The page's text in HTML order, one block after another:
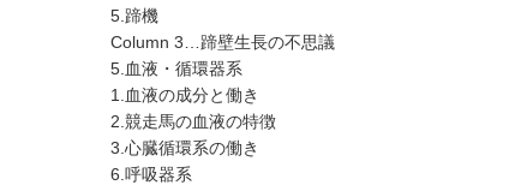
5.蹄機
Column 3…蹄壁生長の不思議
5.血液・循環器系
1.血液の成分と働き
2.競走馬の血液の特徴
3.心臓循環系の働き
6.呼吸器系